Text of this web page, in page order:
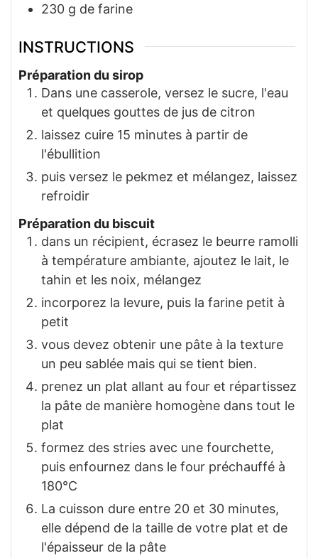
230 g de farine
INSTRUCTIONS
Préparation du sirop
Dans une casserole, versez le sucre, l'eau
et quelques gouttes de jus de citron
laissez cuire 15 minutes à partir de
l'ébullition
puis versez le pekmez et mélangez, laissez
refroidir
Préparation du biscuit
dans un récipient, écrasez le beurre ramolli
à température ambiante, ajoutez le lait, le
tahin et les noix, mélangez
incorporez la levure, puis la farine petit à
petit
vous devez obtenir une pâte à la texture
un peu sablée mais qui se tient bien.
prenez un plat allant au four et répartissez
la pâte de manière homogène dans tout le
plat
formez des stries avec une fourchette,
puis enfournez dans le four préchauffé à
180°C
La cuisson dure entre 20 et 30 minutes,
elle dépend de la taille de votre plat et de
l'épaisseur de la pâte